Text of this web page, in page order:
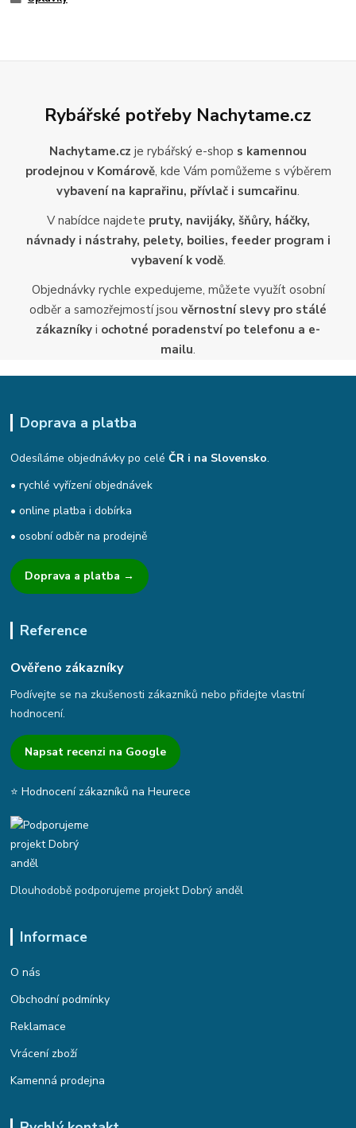
Rybářské potřeby Nachytame.cz
Nachytame.cz je rybářský e-shop s kamennou
prodejnou v Komárově, kde Vám pomůžeme s výběrem
vybavení na kaprařinu, přívlač i sumcařinu.
V nabídce najdete pruty, navijáky, šňůry, háčky,
návnady i nástrahy, pelety, boilies, feeder program i
vybavení k vodě.
Objednávky rychle expedujeme, můžete využít osobní
odběr a samozřejmostí jsou věrnostní slevy pro stálé
zákazníky i ochotné poradenství po telefonu a e-
mailu.
Doprava a platba
Odesíláme objednávky po celéČR i na Slovensko.
• rychlé vyřízení objednávek
• online platba i dobírka
• osobní odběr na prodejně
Doprava a platba →
Reference
Ověřeno zákazníky
Podívejte se na zkušenosti zákazníků nebo přidejte vlastní
hodnocení.
Napsat recenzi na Google
⭐ Hodnocení zákazníků na Heurece
Dlouhodobě podporujeme projekt Dobrý anděl
Informace
O nás
Obchodní podmínky
Reklamace
Vrácení zboží
Kamenná prodejna